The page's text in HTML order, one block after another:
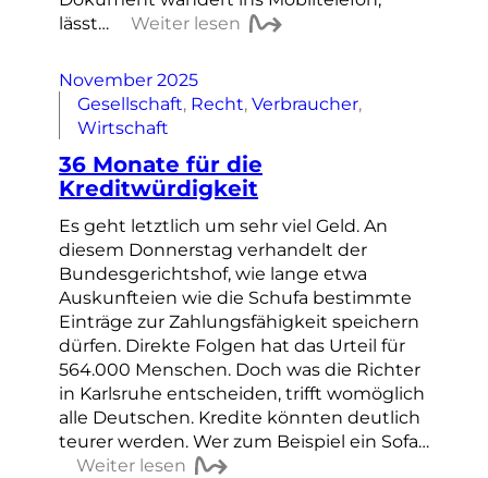
lässt…
Weiter lesen
November 2025
Gesellschaft, Recht, Verbraucher
Wirtschaft
36 Monate für die
Kreditwürdigkeit
Es geht letztlich um sehr viel Geld. An
diesem Donnerstag verhandelt der
Bundesgerichtshof, wie lange etwa
Auskunfteien wie die Schufa bestimmte
Einträge zur Zahlungsfähigkeit speichern
dürfen. Direkte Folgen hat das Urteil für
564.000 Menschen. Doch was die Richter
in Karlsruhe entscheiden, trifft womöglich
alle Deutschen. Kredite könnten deutlich
teurer werden. Wer zum Beispiel ein Sofa…
Weiter lesen